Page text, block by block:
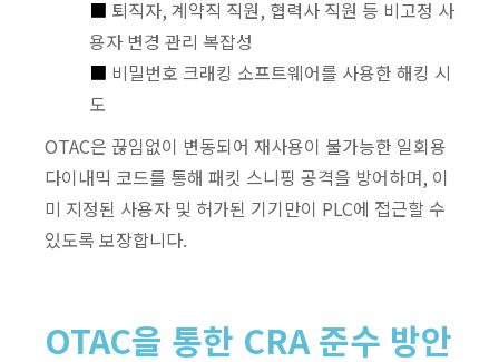
■ 퇴직자, 계약직 직원, 협력사 직원 등 비고정 사
용자 변경 관리 복잡성
■ 비밀번호 크래킹 소프트웨어를 사용한 해킹 시
도
OTAC은 끊임없이 변동되어 재사용이 불가능한 일회용
다이내믹 코드를 통해 패킷 스니핑 공격을 방어하며, 이
미 지정된 사용자 및 허가된 기기만이 PLC에 접근할 수
있도록 보장합니다.
OTAC을 통한 CRA 준수 방안